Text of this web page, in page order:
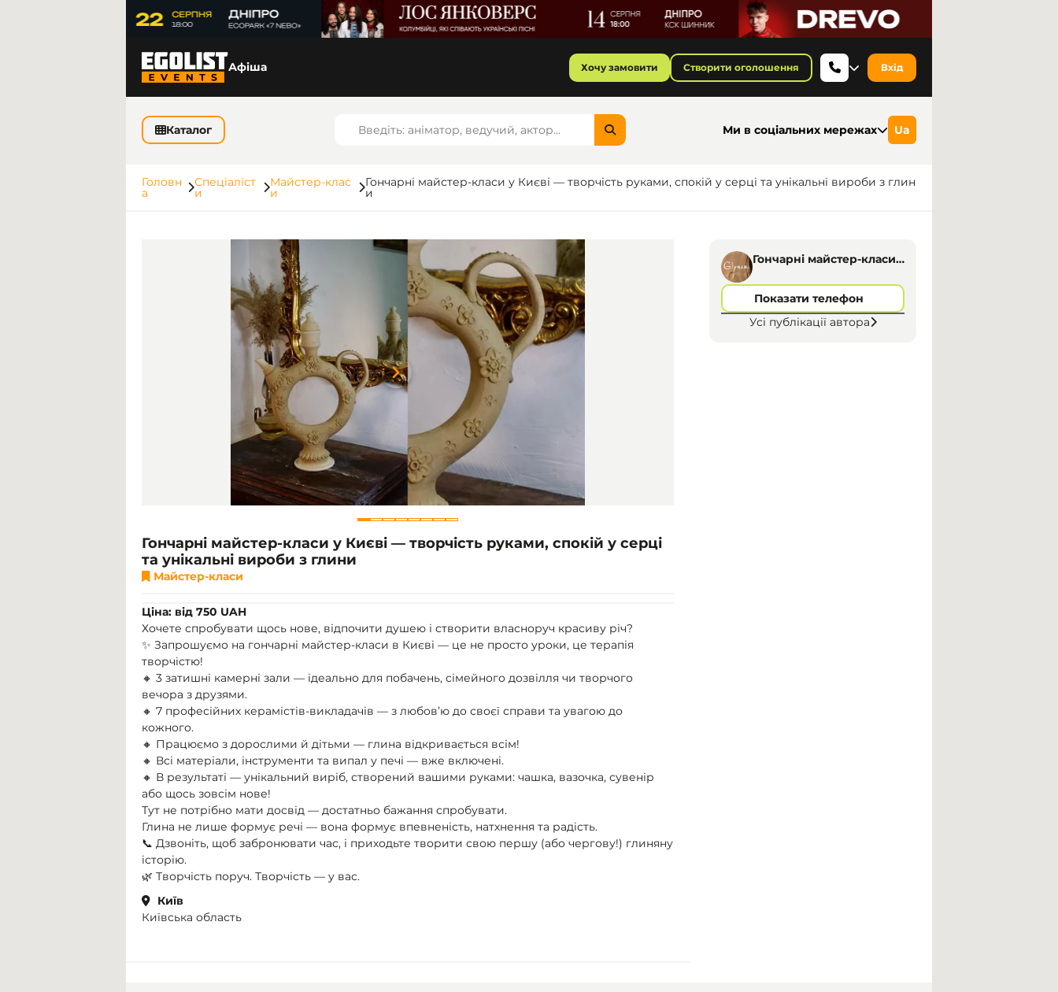
Афіша Хочу замовити Створити оголошення Вхід
Каталог Ми в соціальних мережах Ua
Головн
а
Спеціаліст
и
Майстер-клас
и
Гончарні майстер-класи у Києві — творчість руками, спокій у серці та унікальні вироби з глин
и
Item
1
Гончарні майстер-класи у Києві — творчість руками, спокій у серці
та унікальні вироби з глини
Майстер-класи
Ціна: від 750 UAH
Хочете спробувати щось нове, відпочити душею і створити власноруч красиву річ?
✨ Запрошуємо на гончарні майстер-класи в Києві — це не просто уроки, це терапія
творчістю!
🔸 3 затишні камерні зали — ідеально для побачень, сімейного дозвілля чи творчого
вечора з друзями.
🔸 7 професійних керамістів-викладачів — з любов’ю до своєї справи та увагою до
кожного.
🔸 Працюємо з дорослими й дітьми — глина відкривається всім!
🔸 Всі матеріали, інструменти та випал у печі — вже включені.
🔸 В результаті — унікальний виріб, створений вашими руками: чашка, вазочка, сувенір
або щось зовсім нове!
Тут не потрібно мати досвід — достатньо бажання спробувати.
Глина не лише формує речі — вона формує впевненість, натхнення та радість.
📞 Дзвоніть, щоб забронювати час, і приходьте творити свою першу (або чергову!) глиняну
історію.
🌿 Творчість поруч. Творчість — у вас.
Київ
Київська область
Гончарні майстер-класи
Показати телефон
Усі публікації автора